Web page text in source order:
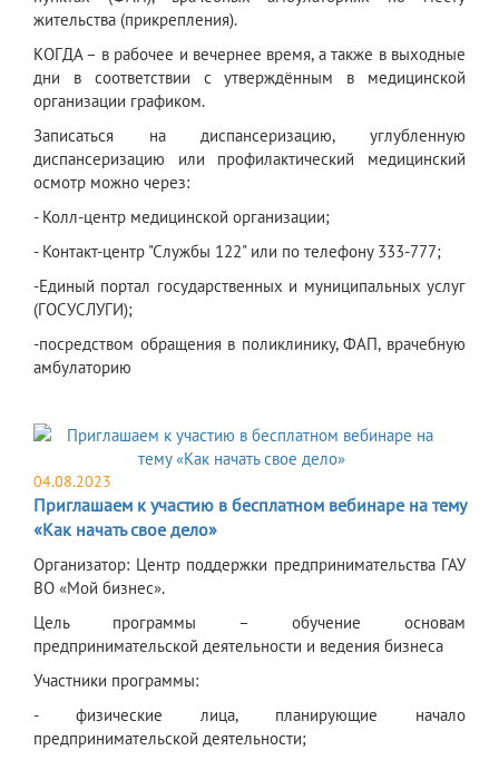
жительства (прикрепления).
КОГДА – в рабочее и вечернее время, а также в выходные
дни в соответствии с утверждённым в медицинской
организации графиком.
Записаться на диспансеризацию, углубленную
диспансеризацию или профилактический медицинский
осмотр можно через:
- Колл-центр медицинской организации;
- Контакт-центр "Службы 122" или по телефону 333-777;
-Единый портал государственных и муниципальных услуг
(ГОСУСЛУГИ);
-посредством обращения в поликлинику, ФАП, врачебную
амбулаторию
04.08.2023
Приглашаем к участию в бесплатном вебинаре на тему
«Как начать свое дело»
Организатор: Центр поддержки предпринимательства ГАУ
ВО «Мой бизнес».
Цель программы – обучение основам
предпринимательской деятельности и ведения бизнеса
Участники программы:
- физические лица, планирующие начало
предпринимательской деятельности;